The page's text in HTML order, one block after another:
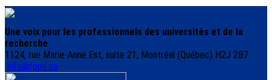
Une voix pour les professionnels des universités et de la
recherche
1124, rue Marie-Anne Est, suite 21, Montréal (Québec) H2J 2B7
info@fppu.ca